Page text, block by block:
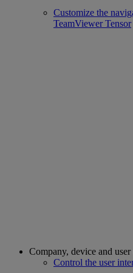
Customize the
TeamViewer Tensor
Company, device and user
Control the user